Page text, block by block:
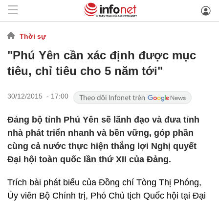
Thời sự
"Phú Yên cần xác định được mục
tiêu, chỉ tiêu cho 5 năm tới"
30/12/2015 - 17:00
Đảng bộ tỉnh Phú Yên sẽ lãnh đạo và đưa tỉnh
nhà phát triển nhanh và bền vững, góp phần
cùng cả nước thực hiện thắng lợi Nghị quyết
Đại hội toàn quốc lần thứ XII của Đảng.
Trích bài phát biểu của Đồng chí Tòng Thị Phóng,
Ủy viên Bộ Chính trị, Phó Chủ tịch Quốc hội tại Đại